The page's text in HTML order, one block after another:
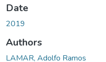
Date
2019
Authors
LAMAR, Adolfo Ramos